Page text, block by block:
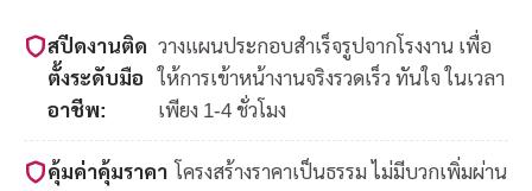
สปีดงานติด
ตั้งระดับมือ
อาชีพ:
วางแผนประกอบสำเร็จรูปจากโรงงาน เพื่อ
ให้การเข้าหน้างานจริงรวดเร็ว ทันใจ ในเวลา
เพียง 1-4 ชั่วโมง
คุ้มค่าคุ้มราคา โครงสร้างราคาเป็นธรรม ไม่มีบวกเพิ่มผ่าน